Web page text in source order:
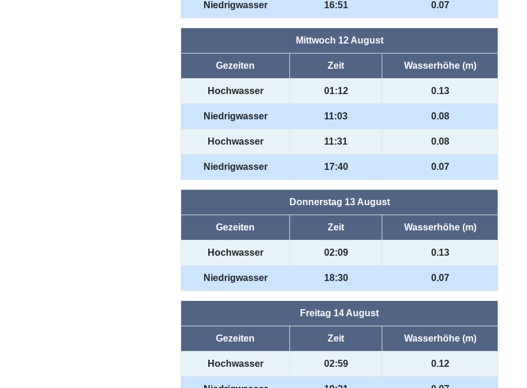
Niedrigwasser 16:51 0.07
Mittwoch 12 August
Gezeiten Zeit Wasserhöhe (m)
Hochwasser 01:12 0.13
Niedrigwasser 11:03 0.08
Hochwasser 11:31 0.08
Niedrigwasser 17:40 0.07
Donnerstag 13 August
Gezeiten Zeit Wasserhöhe (m)
Hochwasser 02:09 0.13
Niedrigwasser 18:30 0.07
Freitag 14 August
Gezeiten Zeit Wasserhöhe (m)
Hochwasser 02:59 0.12